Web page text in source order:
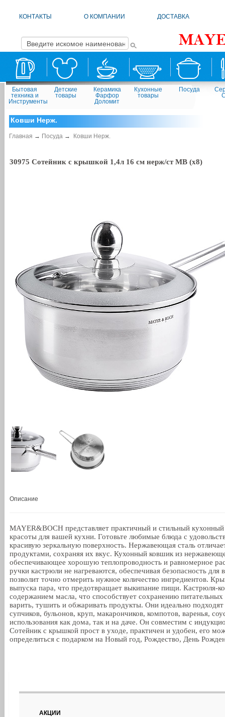
КОНТАКТЫ О КОМПАНИИ ДОСТАВКА
Бытовая
техника и
Инструменты
Детские
товары
Керамика
Фарфор
Доломит
Кухонные
товары
Посуда
Ковши Нерж.
Главная → Посуда→ Ковши Нерж.
30975 Сотейник с крышкой 1,4л 16 см нерж/ст MB (х8)
Описание
MAYER&BOCH представляет практичный и стильный
красоты для вашей кухни. Готовьте любимые блюда с
красивую зеркальную поверхность. Нержавеющая сталь
продуктами, сохраняя их вкус. Кухонный ковшик из
обеспечивающее хорошую теплопроводность и равномерное
ручки кастрюли не нагреваются, обеспечивая безопасность
позволит точно отмерить нужное количество ингредиентов.
выпуска пара, что предотвращает выкипание пищи.
содержанием масла, что способствует сохранению
варить, тушить и обжаривать продукты. Они идеально
супчиков, бульонов, круп, макарончиков, компотов, варенья,
использования как дома, так и на даче. Он совместим с
Сотейник с крышкой прост в уходе, практичен и удобен, его
определиться с подарком на Новый год, Рождество, День
АКЦИИ